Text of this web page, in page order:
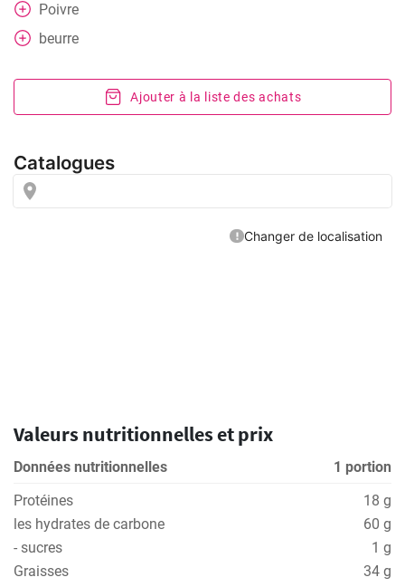
Poivre
beurre
Ajouter à la liste des achats
Valeurs nutritionnelles et prix
Données nutritionnelles
1 portion
Protéines
18 g
les hydrates de carbone
60 g
- sucres
1 g
Graisses
34 g